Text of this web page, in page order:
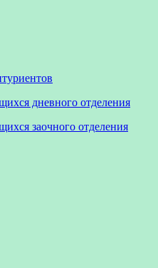
дневного отделения
заочного отделения